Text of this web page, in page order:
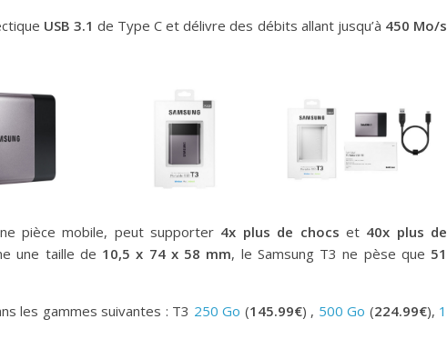
USB 3.1 de Type C et délivre des débits allant jusqu’à 450 Mo/s
pièce mobile, peut supporter 4x plus de chocs et 40x plus de
une taille de 10,5 x 74 x 58 mm, le Samsung T3 ne pèse que 51
les gammes suivantes : T3 250 Go (145.99€) , 500 Go (224.99€), 1